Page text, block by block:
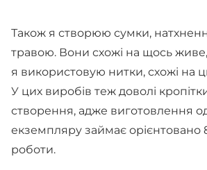
Також я створюю сумки,
травою. Вони схожі на щось
я використовую нитки, схожі на
У цих виробів теж доволі
створення, адже виготовлення
екземпляру займає орієнтовано
роботи.